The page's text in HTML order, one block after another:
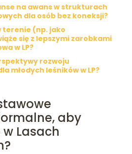
na awans w strukturach
dla osób bez koneksji?
terenie (np. jako
się z lepszymi zarobkami
w LP?
rozwoju
młodych leśników w LP?
aby
Lasach